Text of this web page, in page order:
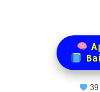
39